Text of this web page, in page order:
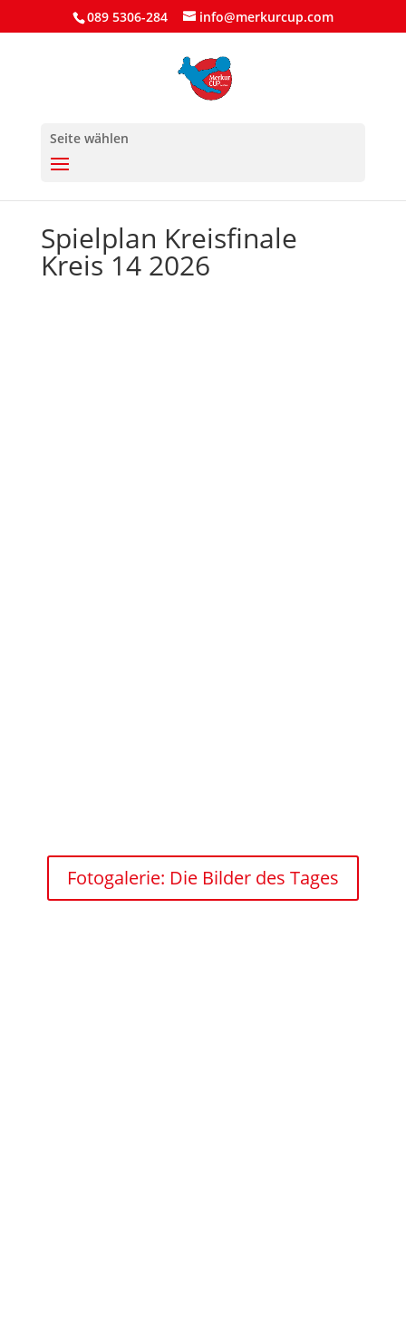
089 5306-284 info@merkurcup.com
Seite wählen
Spielplan Kreisfinale
Kreis 14 2026
Fotogalerie: Die Bilder des Tages